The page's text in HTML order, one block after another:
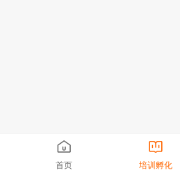
首页 培训孵化